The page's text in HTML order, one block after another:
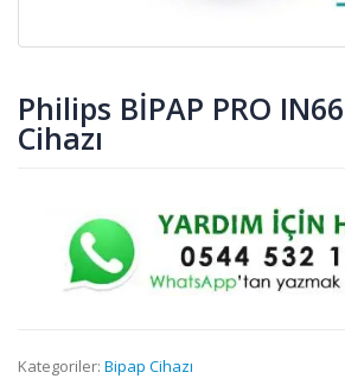
Philips BİPAP PRO
Cihazı
Kategoriler: Bipap Cihazı